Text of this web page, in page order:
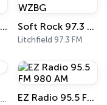
Easy Hits South Florida Soft Rock 97.3 WZBG
Litchfield 97.3 FM
Sault Ste. Marie 1230 AM EZ Radio 95.5 FM 980 AM